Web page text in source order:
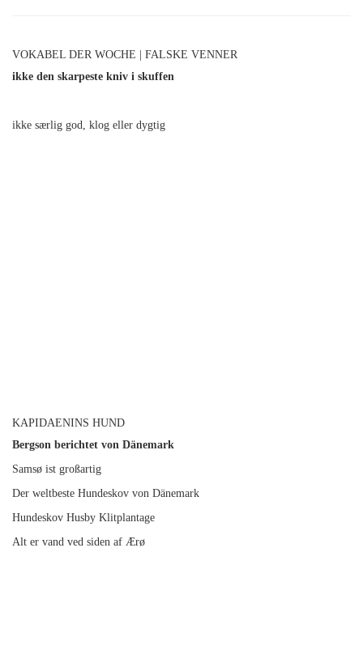
VOKABEL DER WOCHE | FALSKE VENNER
ikke den skarpeste kniv i skuffen
ikke særlig god, klog eller dygtig
KAPIDAENINS HUND
Bergson berichtet von Dänemark
Samsø ist großartig
Der weltbeste Hundeskov von Dänemark
Hundeskov Husby Klitplantage
Alt er vand ved siden af Ærø